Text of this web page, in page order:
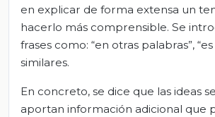
en explicar de forma extensa un
hacerlo más comprensible. Se
frases como: “en otras palabras”,
similares.
En concreto, se dice que las ideas
aportan información adicional que